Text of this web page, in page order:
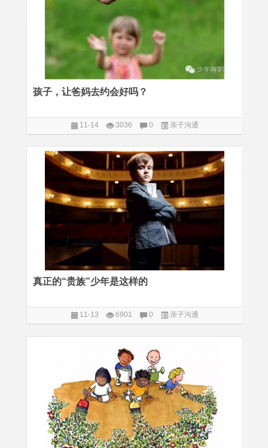
孩子，让爸妈去约会好吗？
11-14 3036 0 亲子沟通
真正的“贵族”少年是这样的
11-13 6901 0 亲子沟通